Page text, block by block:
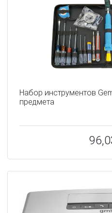
Набор инструментов
предмета